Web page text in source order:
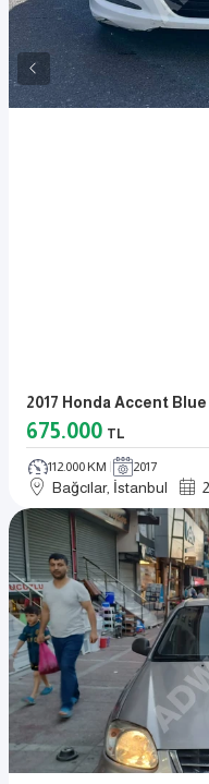
2017 Honda Accent Blue
675.000 TL
112.000 KM 2017
Bağcılar, İstanbul